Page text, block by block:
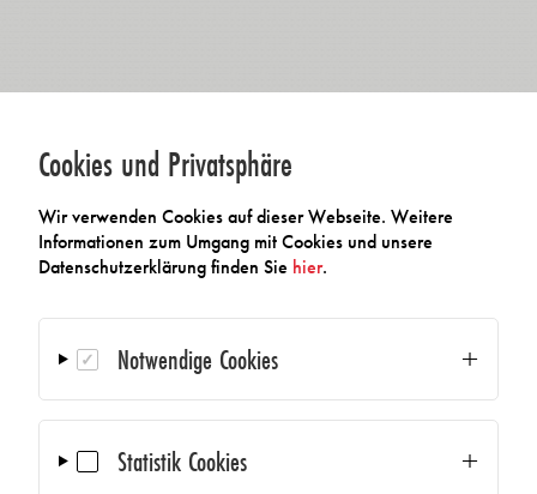
Cookies und Privatsphäre
Wir verwenden Cookies auf dieser Webseite. Weitere
Informationen zum Umgang mit Cookies und unsere
Datenschutzerklärung finden Sie hier.
Notwendige Cookies
Statistik Cookies